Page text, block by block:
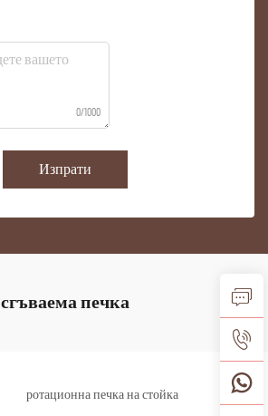
0/1000
Изпрати
сгъваема печка
ротационна печка на стойка